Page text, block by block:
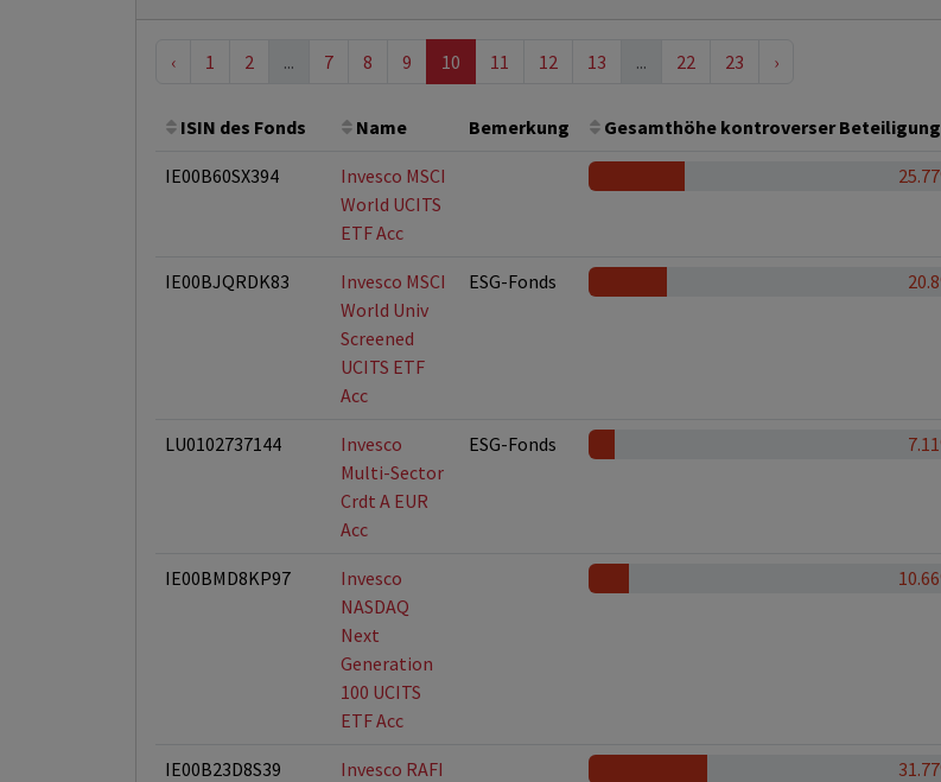
‹ 1 2 ... 7 8 9 10 11 12 13 ... 22 23 ›
ISIN des Fonds Name Bemerkung Gesamthöhe kontroverser
IE00B60SX394
Invesco MSCI
World UCITS
ETF Acc
IE00BJQRDK83
Invesco MSCI
World Univ
Screened
UCITS ETF
Acc
ESG-Fonds
LU0102737144
Invesco
Multi-Sector
Crdt A EUR
Acc
ESG-Fonds
IE00BMD8KP97
Invesco
NASDAQ
Next
Generation
100 UCITS
ETF Acc
IE00B23D8S39
Invesco RAFI